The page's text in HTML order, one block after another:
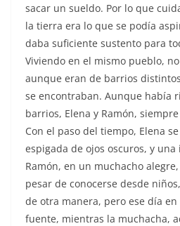
sacar un sueldo. Por lo que
la tierra era lo que se podía
daba suficiente sustento para
Viviendo en el mismo pueblo,
aunque eran de barrios
se encontraban. Aunque había
barrios, Elena y Ramón,
Con el paso del tiempo, Elena
espigada de ojos oscuros, y
Ramón, en un muchacho
pesar de conocerse desde
de otra manera, pero ese día
fuente, mientras la muchacha,